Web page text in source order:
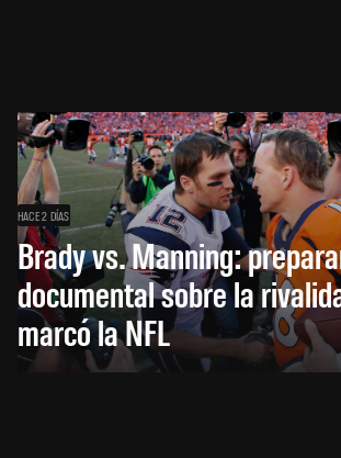
HACE 2 DÍAS
Brady vs. Manning:
documental sobre la
marcó la NFL